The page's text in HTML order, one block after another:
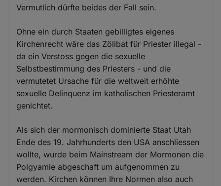
Vermutlich dürfte beides der Fall sein.
Ohne ein durch Staaten gebilligtes eigenes
Kirchenrecht wäre das Zölibat für Priester illegal -
da ein Verstoss gegen die sexuelle
Selbstbestimmung des Priesters - und die
vermutetet Ursache für die weltweit erhöhte
sexuelle Delinquenz im katholischen Priesteramt
genichtet.
Als sich der mormonisch dominierte Staat Utah
Ende des 19. Jahrhunderts den USA anschliessen
wollte, wurde beim Mainstream der Mormonen die
Polgyamie abgeschaft um aufgenommen zu
werden. Kirchen können Ihre Normen also auch